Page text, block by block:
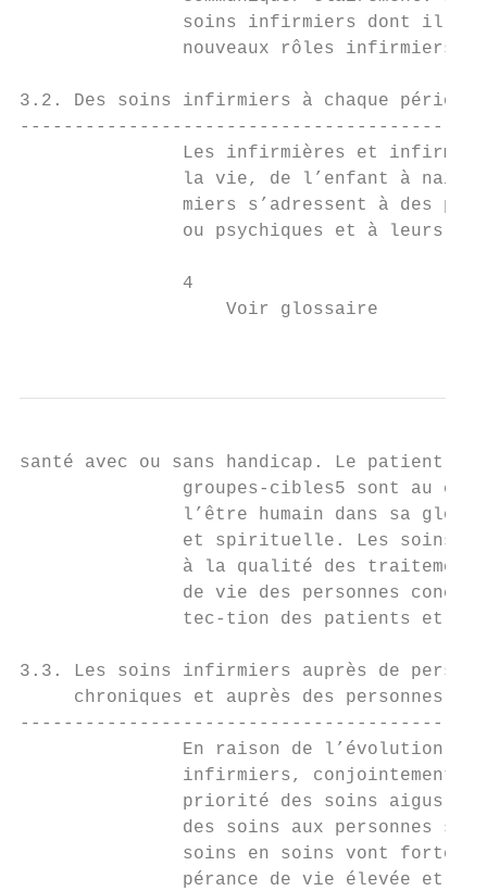
soins infirmiers dont il
nouveaux rôles infirmiers
3.2. Des soins infirmiers à chaque
Les infirmières et
la vie, de l’enfant à
miers s’adressent à des
ou psychiques et à leurs
               4
                   Voir glossaire
santé avec ou sans handicap. Le patient /
groupes-cibles5 sont au
l’être humain dans sa
et spirituelle. Les soins
à la qualité des
de vie des personnes
tec-tion des patients et
3.3. Les soins infirmiers auprès de
chroniques et auprès des personnes
En raison de l’évolution
infirmiers, conjointement
priorité des soins aigus
des soins aux personnes
soins en soins vont
pérance de vie élevée et